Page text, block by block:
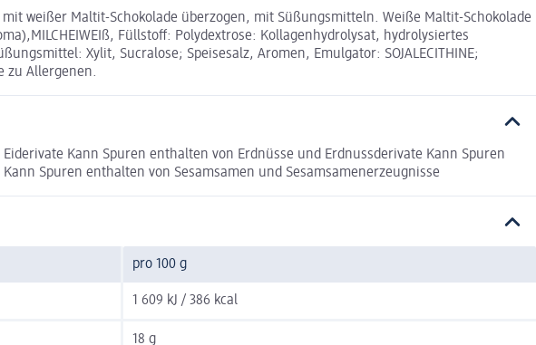
weißer Maltit-Schokolade überzogen, mit Süßungsmitteln. Weiße Maltit-Schokolade
Füllstoff: Polydextrose: Kollagenhydrolysat, hydrolysiertes
Xylit, Sucralose; Speisesalz, Aromen, Emulgator: SOJALECITHINE;
zu Allergenen.
Kann Spuren enthalten von Erdnüsse und Erdnussderivate Kann Spuren
Spuren enthalten von Sesamsamen und Sesamsamenerzeugnisse
pro 100 g
1 609 kJ / 386 kcal
18 g